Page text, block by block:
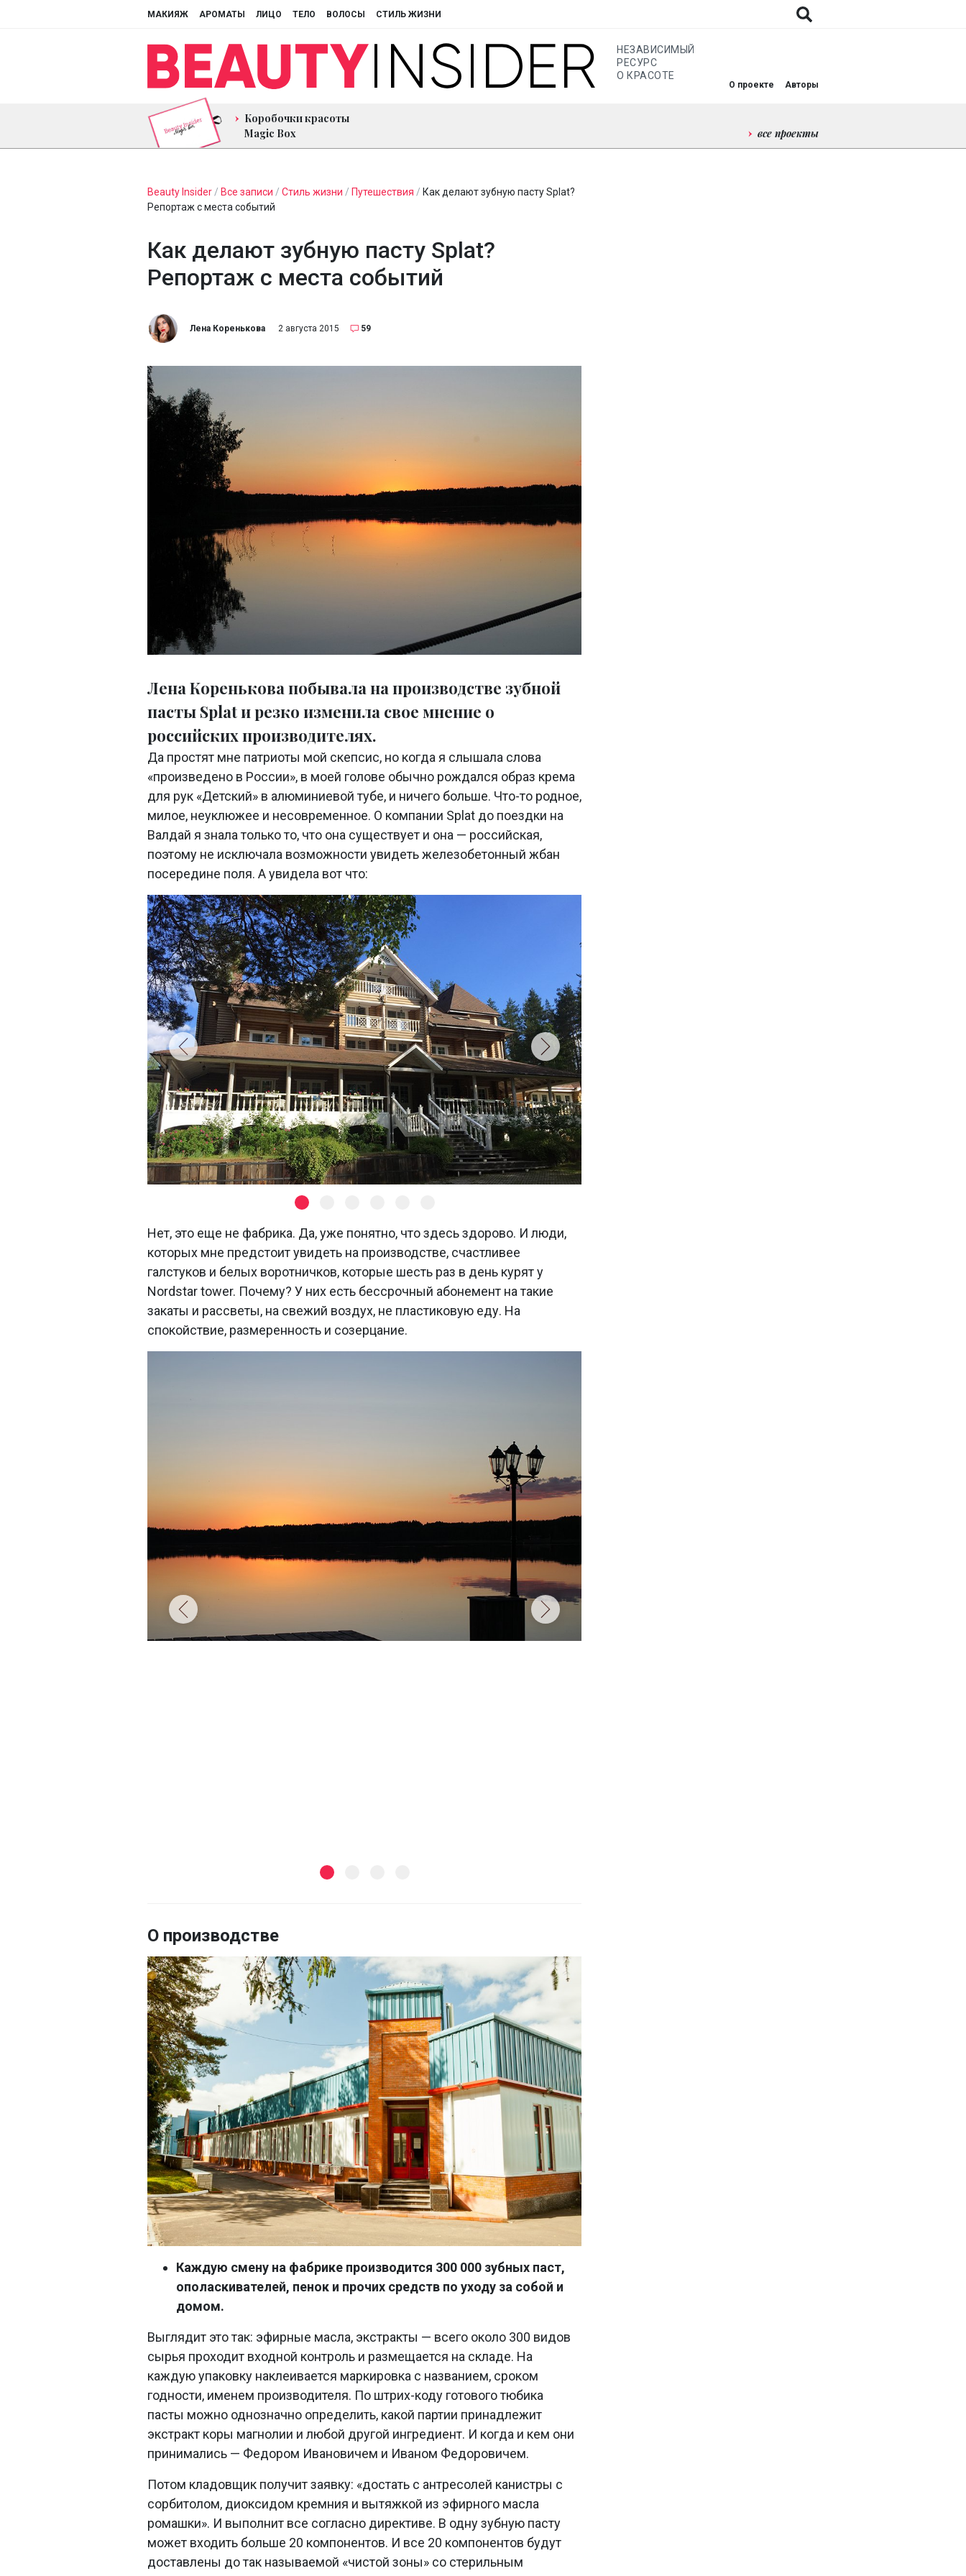
МАКИЯЖ АРОМАТЫ ЛИЦО ТЕЛО ВОЛОСЫ СТИЛЬ ЖИЗНИ
НЕЗАВИСИМЫЙ
РЕСУРС
О КРАСОТЕ
О проекте Авторы
Коробочки красоты
Magic Box
все проекты
Beauty Insider / Все записи / Стиль жизни / Путешествия / Как делают зубную пасту Splat?
Репортаж с места событий
Как делают зубную пасту Splat?
Репортаж с места событий
Лена Коренькова 2 августа 2015 59
Лена Коренькова побывала на производстве зубной
пасты Splat и резко изменила свое мнение о
российских производителях.
Да простят мне патриоты мой скепсис, но когда я слышала слова
«произведено в России», в моей голове обычно рождался образ крема
для рук «Детский» в алюминиевой тубе, и ничего больше. Что-то родное,
милое, неуклюжее и несовременное. О компании Splat до поездки на
Валдай я знала только то, что она существует и она — российская,
поэтому не исключала возможности увидеть железобетонный жбан
посередине поля. А увидела вот что:
Нет, это еще не фабрика. Да, уже понятно, что здесь здорово. И люди,
которых мне предстоит увидеть на производстве, счастливее
галстуков и белых воротничков, которые шесть раз в день курят у
Nordstar tower. Почему? У них есть бессрочный абонемент на такие
закаты и рассветы, на свежий воздух, не пластиковую еду. На
спокойствие, размеренность и созерцание.
О производстве
Каждую смену на фабрике производится 300 000 зубных паст,
ополаскивателей, пенок и прочих средств по уходу за собой и
домом.
Выглядит это так: эфирные масла, экстракты — всего около 300 видов
сырья проходит входной контроль и размещается на складе. На
каждую упаковку наклеивается маркировка с названием, сроком
годности, именем производителя. По штрих-коду готового тюбика
пасты можно однозначно определить, какой партии принадлежит
экстракт коры магнолии и любой другой ингредиент. И когда и кем они
принимались — Федором Ивановичем и Иваном Федоровичем.
Потом кладовщик получит заявку: «достать с антресолей канистры с
сорбитолом, диоксидом кремния и вытяжкой из эфирного масла
ромашки». И выполнит все согласно директиве. В одну зубную пасту
может входить больше 20 компонентов. И все 20 компонентов будут
доставлены до так называемой «чистой зоны» со стерильным